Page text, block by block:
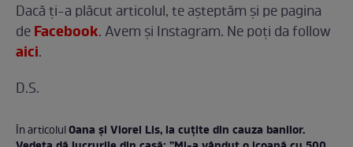
Dacă ți-a plăcut articolul, te așteptăm și pe pagina
deFacebook. Avem și Instagram. Ne poți da follow
aici.
D.S.
În articolulOana și Viorel Lis, la cuțite din cauza banilor.